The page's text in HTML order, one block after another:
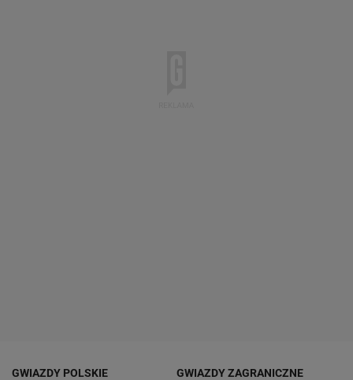
GWIAZDY POLSKIE GWIAZDY ZAGRANICZNE